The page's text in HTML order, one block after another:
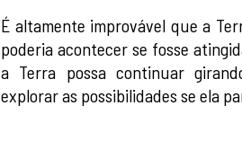
É altamente improvável que a
poderia acontecer se fosse
a Terra possa continuar
explorar as possibilidades se ela